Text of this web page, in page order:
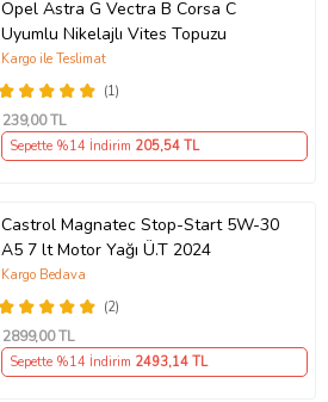
Opel Astra G Vectra B Corsa C
Uyumlu Nikelajlı Vites Topuzu
(1)
Kargo ile Teslimat
239,00 TL
Sepette %14 İndirim 205,54 TL
Castrol Magnatec Stop-Start 5W-30
A5 7 lt Motor Yağı Ü.T 2024
(2)
Kargo Bedava
2899,00 TL
Sepette %14 İndirim 2493,14 TL